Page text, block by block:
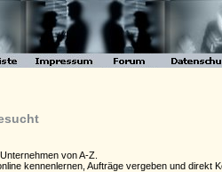
von A-Z.
kennenlernen, Aufträge vergeben und direkt